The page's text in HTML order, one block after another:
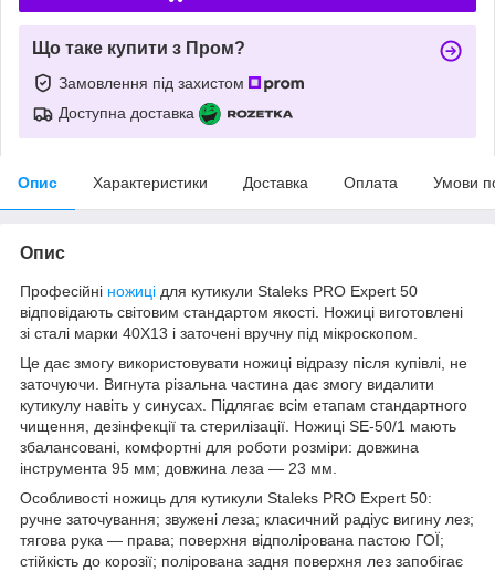
Що таке купити з Пром?
Замовлення під захистом
Доступна доставка
Опис Характеристики Доставка Оплата Умови
Опис
Професійні ножиці для кутикули Staleks PRO Expert 50
відповідають світовим стандартом якості. Ножиці виготовлені
зі сталі марки 40Х13 і заточені вручну під мікроскопом.
Це дає змогу використовувати ножиці відразу після купівлі, не
заточуючи. Вигнута різальна частина дає змогу видалити
кутикулу навіть у синусах. Підлягає всім етапам стандартного
чищення, дезінфекції та стерилізації. Ножиці SE-50/1 мають
збалансовані, комфортні для роботи розміри: довжина
інструмента 95 мм; довжина леза — 23 мм.
Особливості ножиць для кутикули Staleks PRO Expert 50:
ручне заточування; звужені леза; класичний радіус вигину лез;
тягова рука — права; поверхня відполірована пастою ГОЇ;
стійкість до корозії; полірована задня поверхня лез запобігає